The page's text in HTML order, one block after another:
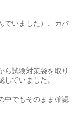
でいました）、カバ
ら試験対策袋を取り
ていました。
中でもそのまま確認